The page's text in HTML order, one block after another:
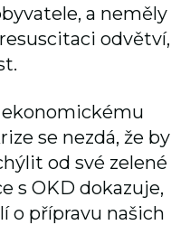
a neměly
odvětví,
se nezdá, že by
od své zelené
s OKD dokazuje,
o přípravu našich